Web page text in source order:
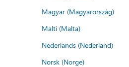
Magyar (Magyarország)
Malti (Malta)
Nederlands (Nederland)
Norsk (Norge)